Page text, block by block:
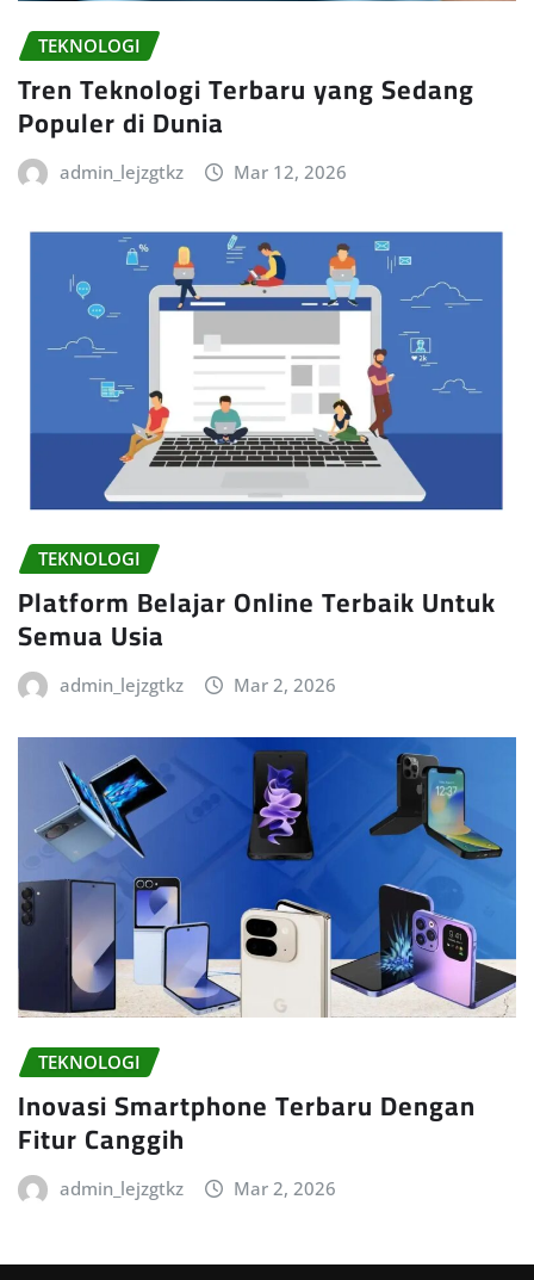
TEKNOLOGI
Tren Teknologi Terbaru yang Sedang
Populer di Dunia
admin_lejzgtkz Mar 12, 2026
TEKNOLOGI
Platform Belajar Online Terbaik Untuk
Semua Usia
admin_lejzgtkz Mar 2, 2026
TEKNOLOGI
Inovasi Smartphone Terbaru Dengan
Fitur Canggih
admin_lejzgtkz Mar 2, 2026